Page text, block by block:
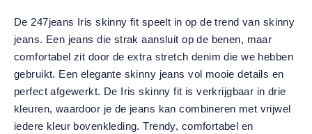
De 247jeans Iris skinny fit speelt in op de trend van skinny
jeans. Een jeans die strak aansluit op de benen, maar
comfortabel zit door de extra stretch denim die we hebben
gebruikt. Een elegante skinny jeans vol mooie details en
perfect afgewerkt. De Iris skinny fit is verkrijgbaar in drie
kleuren, waardoor je de jeans kan combineren met vrijwel
iedere kleur bovenkleding. Trendy, comfortabel en